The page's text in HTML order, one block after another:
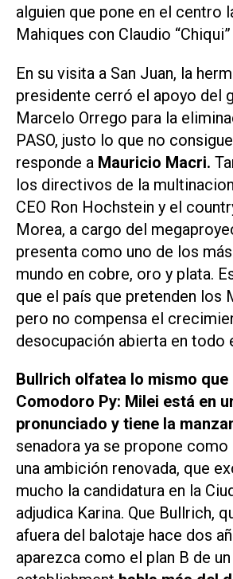
alguien que pone en el centro
Mahiques con Claudio “Chiqui”
En su visita a San Juan, la
presidente cerró el apoyo del
Marcelo Orrego para la
PASO, justo lo que no
responde a Mauricio Macri.
los directivos de la
CEO Ron Hochstein y el
Morea, a cargo del
presenta como uno de los
mundo en cobre, oro y plata.
que el país que pretenden los
pero no compensa el
desocupación abierta en todo
Bullrich olfatea lo mismo que
Comodoro Py: Milei está en
pronunciado y tiene la
senadora ya se propone
una ambición renovada, que
mucho la candidatura en la
adjudica Karina. Que Bullrich,
afuera del balotaje hace dos
aparezca como el plan B de